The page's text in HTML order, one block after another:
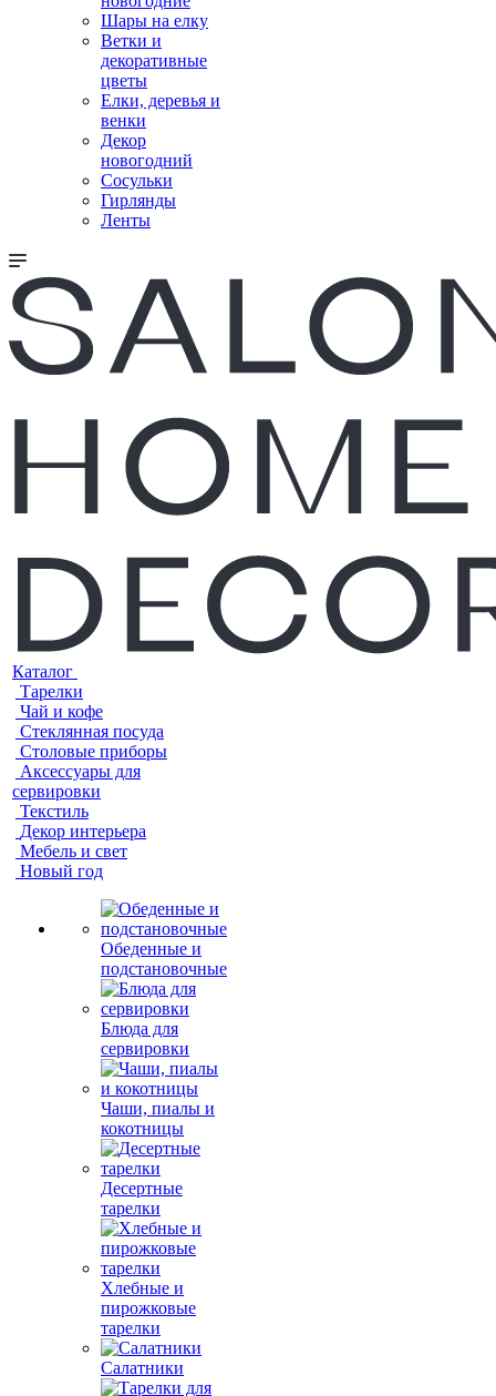
Шары на елку
Ветки и
декоративные
цветы
Елки, деревья и
венки
Декор
новогодний
Сосульки
Гирлянды
Ленты
Каталог
Тарелки
Чай и кофе
Стеклянная посуда
Столовые приборы
Аксессуары для
сервировки
Текстиль
Декор интерьера
Мебель и свет
Новый год
Обеденные и
подстановочные
Блюда для
сервировки
Чаши, пиалы и
кокотницы
Десертные
тарелки
Хлебные и
пирожковые
тарелки
Салатники